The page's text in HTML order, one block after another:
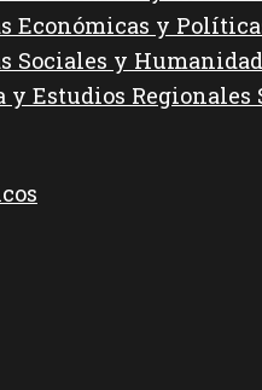
Económicas y
Sociales y
Estudios Regionales